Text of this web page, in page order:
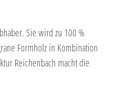
Sie wird zu 100 %
Formholz in Kombination
Reichenbach macht die